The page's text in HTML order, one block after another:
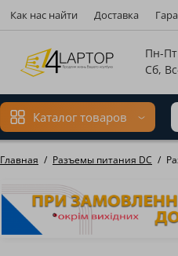
Как нас найти Доставка
Пн-Пт
Сб,
Каталог товаров
Главная Разъемы питания DC